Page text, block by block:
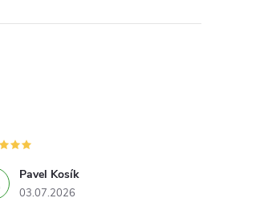
Pavel Kosík
03.07.2026